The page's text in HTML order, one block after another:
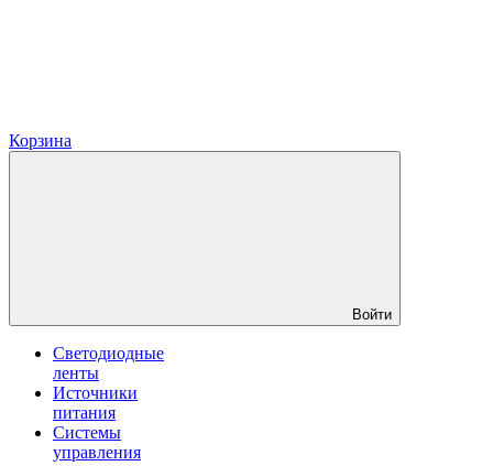
Корзина
Войти
Светодиодные
ленты
Источники
питания
Системы
управления